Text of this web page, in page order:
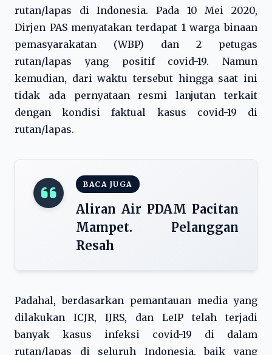
rutan/lapas di Indonesia. Pada 10 Mei 2020,
Dirjen PAS menyatakan terdapat 1 warga binaan
pemasyarakatan (WBP) dan 2 petugas
rutan/lapas yang positif covid-19. Namun
kemudian, dari waktu tersebut hingga saat ini
tidak ada pernyataan resmi lanjutan terkait
dengan kondisi faktual kasus covid-19 di
rutan/lapas.
BACA JUGA
Aliran Air PDAM Pacitan
Mampet. Pelanggan
Resah
Padahal, berdasarkan pemantauan media yang
dilakukan ICJR, IJRS, dan LeIP telah terjadi
banyak kasus infeksi covid-19 di dalam
rutan/lapas di seluruh Indonesia, baik yang